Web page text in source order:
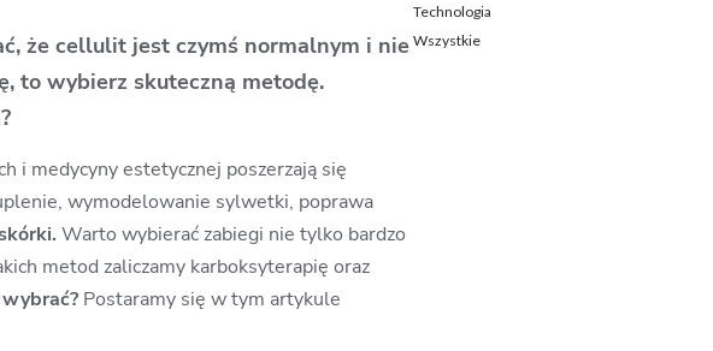
że cellulit jest czymś normalnym i nie
to wybierz skuteczną metodę.
i medycyny estetycznej poszerzają się
wymodelowanie sylwetki, poprawa
Warto wybierać zabiegi nie tylko bardzo
metod zaliczamy karboksyterapię oraz
Postaramy się w tym artykule
Technologia
Wszystkie